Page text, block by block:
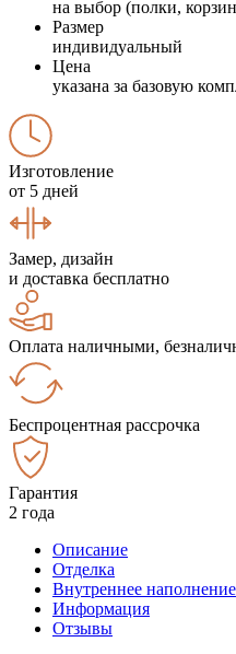
на выбор (полки,
Размер
индивидуальный
Цена
указана за базовую
Изготовление
от 5 дней
Замер, дизайн
и доставка бесплатно
Оплата наличными,
Беспроцентная рассрочка
Гарантия
2 года
Описание
Отделка
Внутреннее наполнение
Информация
Отзывы